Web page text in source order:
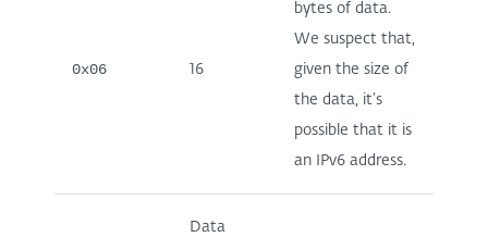
0x06 16
bytes of data.
We suspect that,
given the size of
the data, it’s
possible that it is
an IPv6 address.
Data